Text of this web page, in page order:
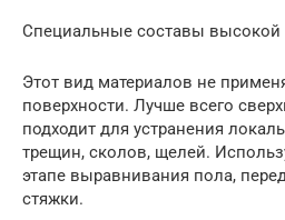
Специальные составы высокой
Этот вид материалов не
поверхности. Лучше всего
подходит для устранения
трещин, сколов, щелей.
этапе выравнивания пола,
стяжки.